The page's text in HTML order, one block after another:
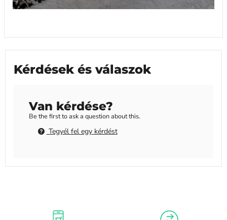
Kérdések és válaszok
Van kérdése?
Be the first to ask a question about this.
Tegyél fel egy kérdést